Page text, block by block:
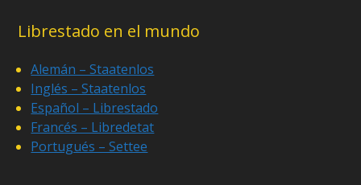
Librestado en el mundo
Alemán – Staatenlos
Inglés – Staatenlos
Español – Librestado
Francés – Libredetat
Portugués – Settee